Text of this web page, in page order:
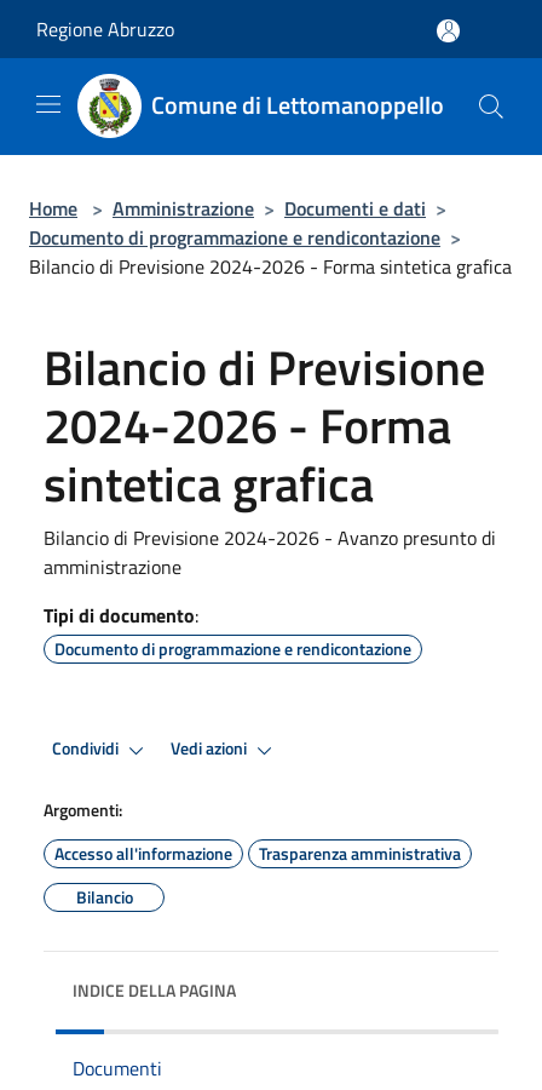
Regione Abruzzo
Comune di Lettomanoppello
Home > Amministrazione > Documenti e dati >
Documento di programmazione e rendicontazione >
Bilancio di Previsione 2024-2026 - Forma sintetica grafica
Bilancio di Previsione
2024-2026 - Forma
sintetica grafica
Bilancio di Previsione 2024-2026 - Avanzo presunto di
amministrazione
Tipi di documento:
Documento di programmazione e rendicontazione
Condividi Vedi azioni
Argomenti:
Accesso all'informazione
Trasparenza amministrativa
Bilancio
INDICE DELLA PAGINA
Documenti